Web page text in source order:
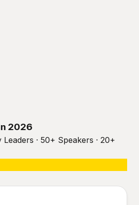
2026
· 50+ Speakers · 20+